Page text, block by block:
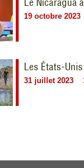
19 octobre 2023
Les États-
31 juillet 2023